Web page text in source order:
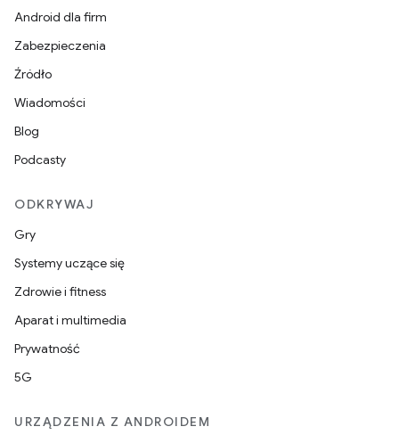
Android dla firm
Zabezpieczenia
Źródło
Wiadomości
Blog
Podcasty
ODKRYWAJ
Gry
Systemy uczące się
Zdrowie i fitness
Aparat i multimedia
Prywatność
5G
URZĄDZENIA Z ANDROIDEM